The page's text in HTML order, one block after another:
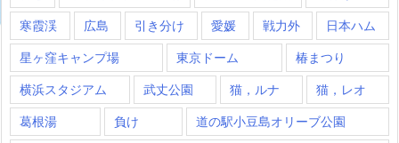
寒霞渓
広島 引き分け 愛媛 戦力外
日本ハム
星ヶ窪キャンプ場
東京ドーム
椿まつり
横浜スタジアム
武丈公園 猫，ルナ
猫，レオ
葛根湯
負け
道の駅小豆島オリーブ公園